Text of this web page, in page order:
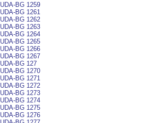
UDA-BG 1259
UDA-BG 1261
UDA-BG 1262
UDA-BG 1263
UDA-BG 1264
UDA-BG 1265
UDA-BG 1266
UDA-BG 1267
UDA-BG 127
UDA-BG 1270
UDA-BG 1271
UDA-BG 1272
UDA-BG 1273
UDA-BG 1274
UDA-BG 1275
UDA-BG 1276